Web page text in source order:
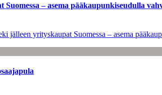
– asema pääkaupunkiseudulla
jälleen yrityskaupat Suomessa – asema